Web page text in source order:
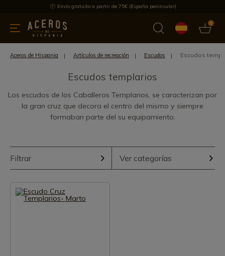
Envío gratuito a partir de 75€ (España peninsular)
0
menaje Ofertas Ultimas novedades Los más vendidos
Aceros de Hispania Artículos de recreación Escudos Escudos
Escudos templarios
Los escudos de los Caballeros Templarios, se caracterizan por
la gran cruz que decora el centro del mismo y siempre
formaban parte del su equipamiento.
Filtrar Ver categorías